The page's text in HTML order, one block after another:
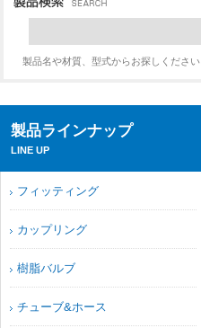
製品名や材質、型式からお探しください
製品ラインナップ
LINE UP
フィッティング
カップリング
樹脂バルブ
チューブ&ホース